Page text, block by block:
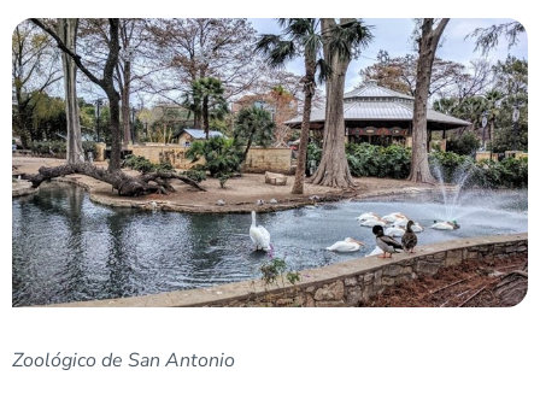
Zoológico de San Antonio